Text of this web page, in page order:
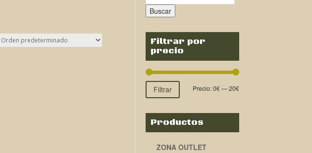
Buscar
Filtrar por
precio
Filtrar Precio:0€—20€
Productos
ZONA OUTLET